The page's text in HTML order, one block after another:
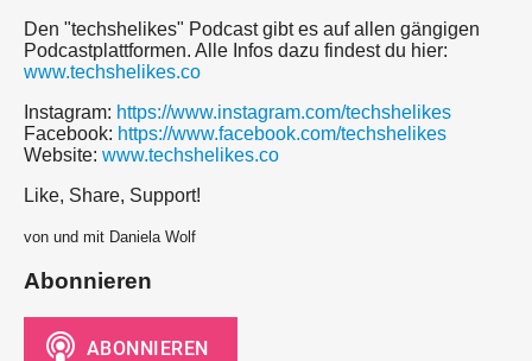
Den "techshelikes" Podcast gibt es auf allen gängigen
Podcastplattformen. Alle Infos dazu findest du hier:
www.techshelikes.co
Instagram: https://www.instagram.com/techshelikes
Facebook: https://www.facebook.com/techshelikes
Website: www.techshelikes.co
Like, Share, Support!
von und mit Daniela Wolf
Abonnieren